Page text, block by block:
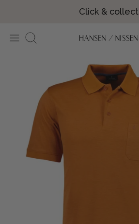
Click & collect
Søg